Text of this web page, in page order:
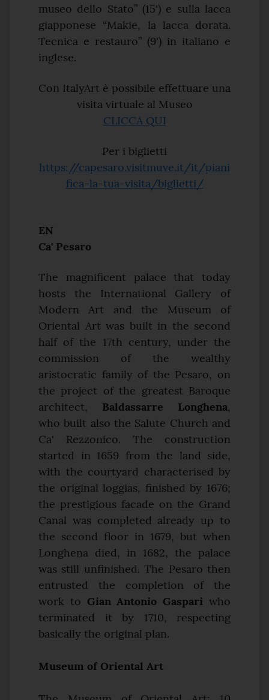
museo dello Stato” (15') e sulla lacca
giapponese “Makie, la lacca dorata.
Tecnica e restauro” (9') in italiano e
inglese.
Con ItalyArt è possibile effettuare una
visita virtuale al Museo
CLICCA QUI
Per i biglietti
https://capesaro.visitmuve.it/it/piani
fica-la-tua-visita/biglietti/
EN
Ca' Pesaro
The magnificent palace that today
hosts the International Gallery of
Modern Art and the Museum of
Oriental Art was built in the second
half of the 17th century, under the
commission of the wealthy
aristocratic family of the Pesaro, on
the project of the greatest Baroque
architect, Baldassarre Longhena,
who built also the Salute Church and
Ca' Rezzonico. The construction
started in 1659 from the land side,
with the courtyard characterised by
the original loggias, finished by 1676;
the prestigious facade on the Grand
Canal was completed already up to
the second floor in 1679, but when
Longhena died, in 1682, the palace
was still unfinished. The Pesaro then
entrusted the completion of the
work to Gian Antonio Gaspari who
terminated it by 1710, respecting
basically the original plan.
Museum of Oriental Art